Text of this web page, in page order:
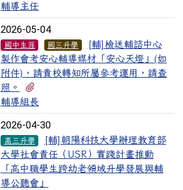
輔導主任
2026-05-04
國中生涯 國三升學
[輔]檢送輔諮中心
製作會考安心輔導媒材「安心天燈」(如
附件)，請貴校轉知所屬參考運用，請查
照。
輔導組長
2026-04-30
高三升學
[輔]朝陽科技大學辦理教育部
大學社會責任（USR）實踐計畫推動
「高中職學生跨幼老領域升學發展與輔
導公聽會」